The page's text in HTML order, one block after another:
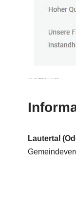
Lautertal